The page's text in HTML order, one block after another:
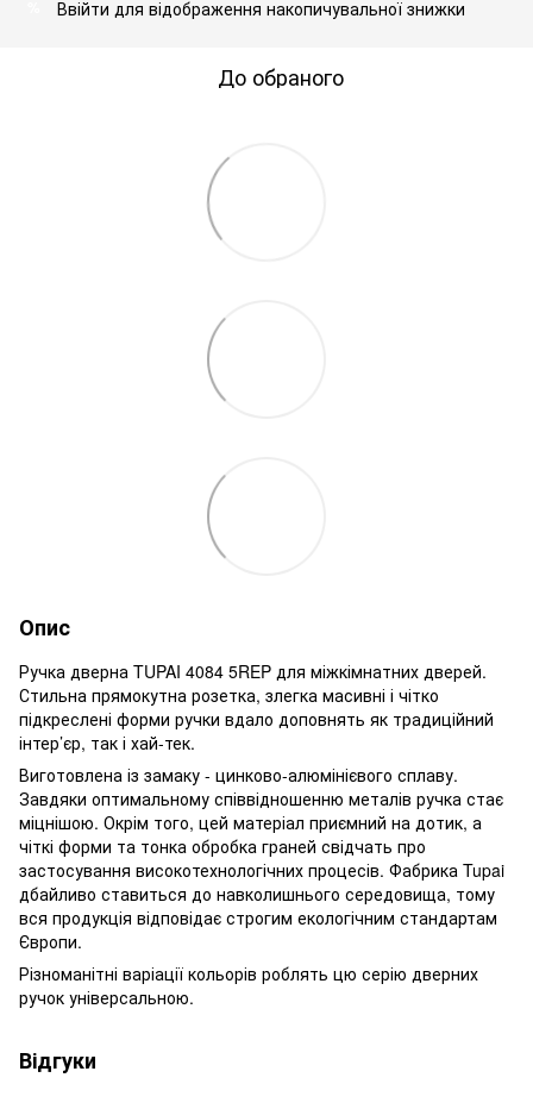
Ввійти для відображення накопичувальної знижки
До обраного
Опис
Ручка дверна TUPAI 4084 5REP для міжкімнатних дверей.
Стильна прямокутна розетка, злегка масивні і чітко
підкреслені форми ручки вдало доповнять як традиційний
інтер’єр, так і хай-тек.
Виготовлена із замаку - цинково-алюмінієвого сплаву.
Завдяки оптимальному співвідношенню металів ручка стає
міцнішою. Окрім того, цей матеріал приємний на дотик, а
чіткі форми та тонка обробка граней свідчать про
застосування високотехнологічних процесів. Фабрика Tupai
дбайливо ставиться до навколишнього середовища, тому
вся продукція відповідає строгим екологічним стандартам
Європи.
Різноманітні варіації кольорів роблять цю серію дверних
ручок універсальною.
Відгуки